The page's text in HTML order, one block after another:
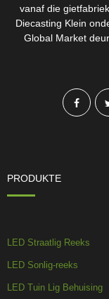
vanaf die
Diecasting Klein
Global Market
PRODUKTE
LED Straatlig Reeks
LED Sonlig-reeks
LED Tuin Lig Behuising